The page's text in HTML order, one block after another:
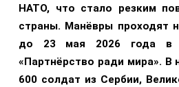
НАТО, что стало резким
страны. Манёвры проходят
до 23 мая 2026 года в
«Партнёрство ради мира». В
600 солдат из Сербии,